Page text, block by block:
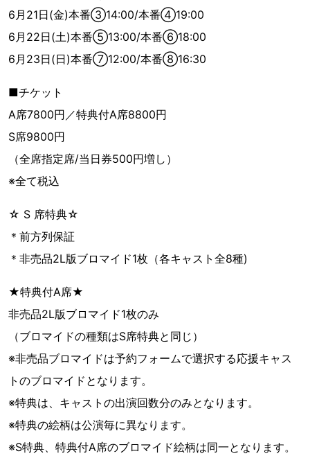
6月21日(金)本番③14:00/本番④19:00
6月22日(土)本番⑤13:00/本番⑥18:00
6月23日(日)本番⑦12:00/本番⑧16:30
■チケット
A席7800円／特典付A席8800円
S席9800円
（全席指定席/当日券500円増し）
※全て税込
☆ S 席特典☆
＊前方列保証
＊非売品2L版ブロマイド1枚（各キャスト全8種)
★特典付A席★
非売品2L版ブロマイド1枚のみ
（ブロマイドの種類はS席特典と同じ）
※非売品ブロマイドは予約フォームで選択する応援キャス
トのブロマイドとなります。
※特典は、キャストの出演回数分のみとなります。
※特典の絵柄は公演毎に異なります。
※S特典、特典付A席のブロマイド絵柄は同一となります。